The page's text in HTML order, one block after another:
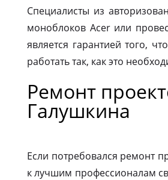
Специалисты из
моноблоков Acer или
является гарантией того,
работать так, как это
Ремонт
Галушкина
Если потребовался ремонт
к лучшим профессионалам